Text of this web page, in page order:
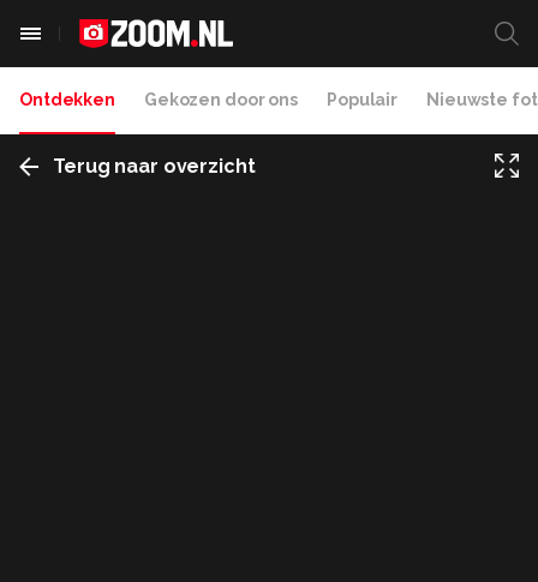
Ontdekken Gekozen door ons Populair Nieuwste
Terug naar overzicht